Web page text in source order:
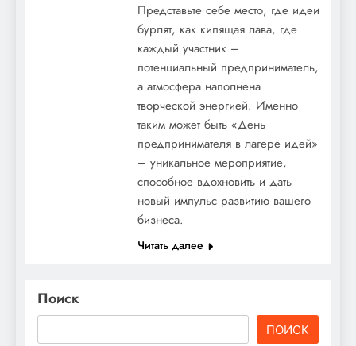
Представьте себе место, где идеи
бурлят, как кипящая лава, где
каждый участник –
потенциальный предприниматель,
а атмосфера наполнена
творческой энергией. Именно
таким может быть «День
предпринимателя в лагере идей»
– уникальное мероприятие,
способное вдохновить и дать
новый импульс развитию вашего
бизнеса.
Читать далее
Поиск
ПОИСК